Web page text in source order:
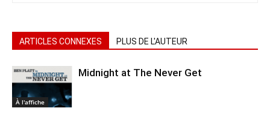
ARTICLES CONNEXES PLUS DE L'AUTEUR
À l'affiche
Midnight at The Never Get